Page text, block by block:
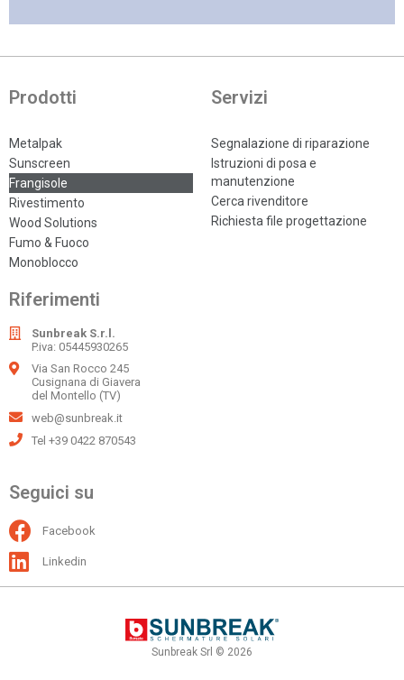
Prodotti
Metalpak
Sunscreen
Frangisole
Rivestimento
Wood Solutions
Fumo & Fuoco
Monoblocco
Servizi
Segnalazione di riparazione
Istruzioni di posa e
manutenzione
Cerca rivenditore
Richiesta file progettazione
Riferimenti
Sunbreak S.r.l.
P.iva: 05445930265
Via San Rocco 245
Cusignana di Giavera
del Montello (TV)
web@sunbreak.it
Tel +39 0422 870543
Seguici su
Facebook
Linkedin
Sunbreak Srl © 2026